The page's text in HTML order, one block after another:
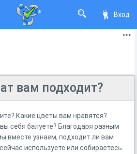
Вход
вам подходит?
Какие цветы вам нравятся?
себя балуете? Благодаря разным
вместе узнаем, подходит ли вам
используете или собираетесь